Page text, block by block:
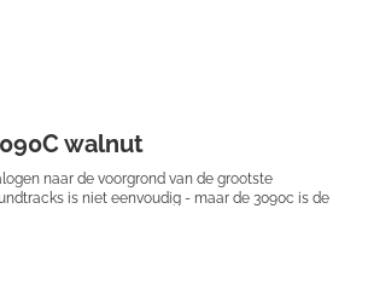
walnut
naar de voorgrond van de grootste
is niet eenvoudig - maar de 3090c is de